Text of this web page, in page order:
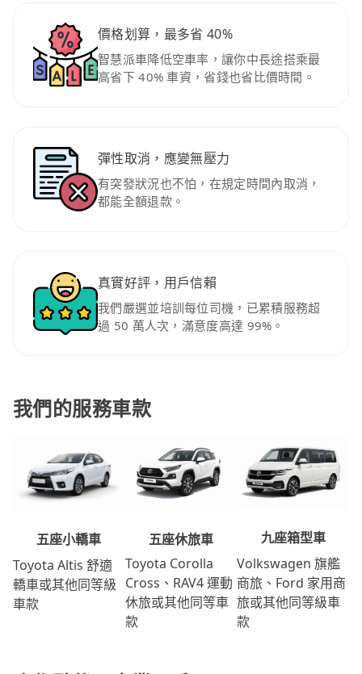
價格划算，最多省 40%
智慧派車降低空車率，讓你中長途搭乘最
高省下 40% 車資，省錢也省比價時間。
彈性取消，應變無壓力
有突發狀況也不怕，在規定時間內取消，
都能全額退款。
真實好評，用戶信賴
我們嚴選並培訓每位司機，已累積服務超
過 50 萬人次，滿意度高達 99%。
我們的服務車款
五座小轎車
Toyota Altis 舒適
轎車或其他同等級
車款
五座休旅車
Toyota Corolla
Cross、RAV4 運動
休旅或其他同等車
款
九座箱型車
Volkswagen 旗艦
商旅、Ford 家用商
旅或其他同等級車
款